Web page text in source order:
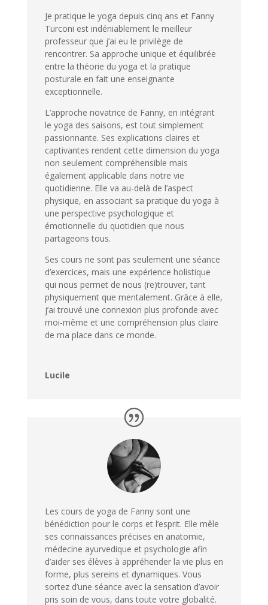
Je pratique le yoga depuis cinq ans et Fanny
Turconi est indéniablement le meilleur
professeur que j’ai eu le privilège de
rencontrer. Sa approche unique et équilibrée
entre la théorie du yoga et la pratique
posturale en fait une enseignante
exceptionnelle.
L’approche novatrice de Fanny, en intégrant
le yoga des saisons, est tout simplement
passionnante. Ses explications claires et
captivantes rendent cette dimension du yoga
non seulement compréhensible mais
également applicable dans notre vie
quotidienne. Elle va au-delà de l’aspect
physique, en associant sa pratique du yoga à
une perspective psychologique et
émotionnelle du quotidien que nous
partageons tous.
Ses cours ne sont pas seulement une séance
d’exercices, mais une expérience holistique
qui nous permet de nous (re)trouver, tant
physiquement que mentalement. Grâce à elle,
j’ai trouvé une connexion plus profonde avec
moi-même et une compréhension plus claire
de ma place dans ce monde.
Lucile
Les cours de yoga de Fanny sont une
bénédiction pour le corps et l’esprit. Elle mêle
ses connaissances précises en anatomie,
médecine ayurvedique et psychologie afin
d’aider ses élèves à appréhender la vie plus en
forme, plus sereins et dynamiques. Vous
sortez d’une séance avec la sensation d’avoir
pris soin de vous, dans toute votre globalité.